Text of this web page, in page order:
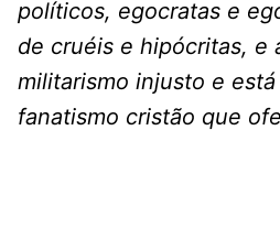
políticos, egocratas e
de cruéis e hipócritas, e
militarismo injusto e
fanatismo cristão que